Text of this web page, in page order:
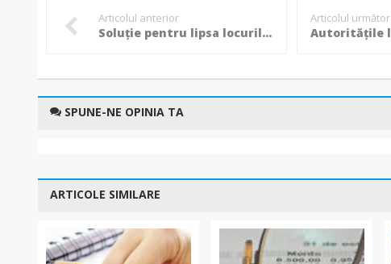
Articolul anterior
Soluţie pentru lipsa locurilor de veci găsită de autorităţi: doi morţi într-o groapă
Articolul următor
SPUNE-NE OPINIA TA
ARTICOLE SIMILARE